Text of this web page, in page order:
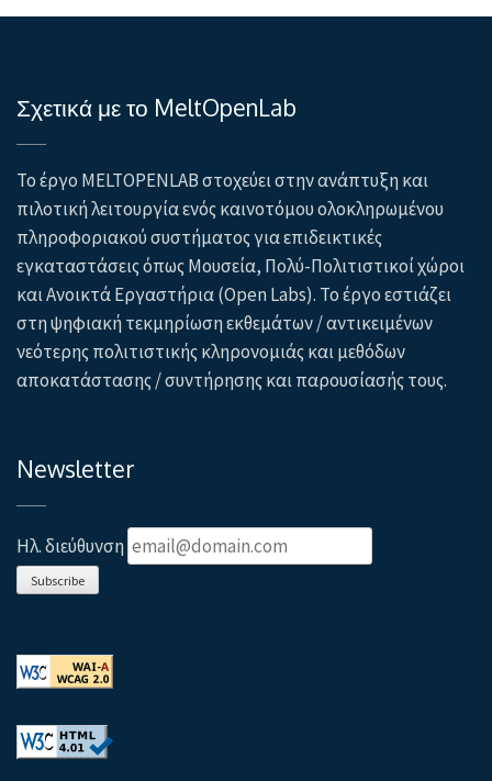
Σχετικά με το MeltOpenLab
Το έργο MELTOPENLAB στοχεύει στην ανάπτυξη και
πιλοτική λειτουργία ενός καινοτόμου ολοκληρωμένου
πληροφοριακού συστήματος για επιδεικτικές
εγκαταστάσεις όπως Μουσεία, Πολύ-Πολιτιστικοί χώροι
και Ανοικτά Εργαστήρια (Open Labs). Το έργο εστιάζει
στη ψηφιακή τεκμηρίωση εκθεμάτων / αντικειμένων
νεότερης πολιτιστικής κληρονομιάς και μεθόδων
αποκατάστασης / συντήρησης και παρουσίασής τους.
Newsletter
Ηλ. διεύθυνση
Subscribe